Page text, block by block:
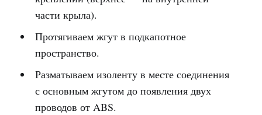
части крыла).
Протягиваем жгут в подкапотное
пространство.
Разматываем изоленту в месте соединения
с основным жгутом до появления двух
проводов от ABS.